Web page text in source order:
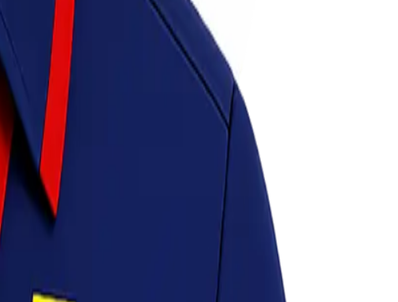
temukan solusi cargo yang paling sesuai.